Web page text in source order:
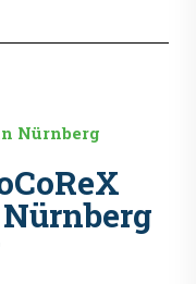
Nürnberg